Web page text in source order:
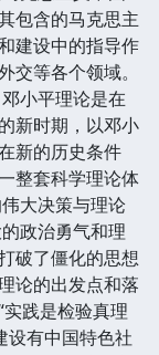
包含的马克思主
建设中的指导作
交等各个领域。
小平理论是在
新时期，以邓小
新的历史条件
整套科学理论体
大决策与理论
政治勇气和理
破了僵化的思想
论的出发点和落
践是检验真理
设有中国特色社